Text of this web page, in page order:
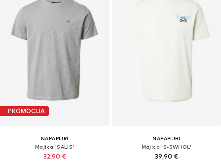
PROMOCIJA
NAPAPIJRI
Majica 'SALIS'
32,90 €
NAPAPIJRI
Majica 'S-SWHOL'
39,90 €